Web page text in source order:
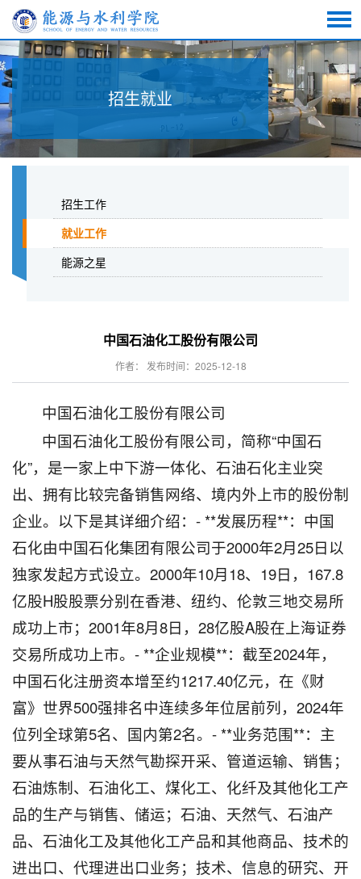
招生就业
招生工作
就业工作
能源之星
中国石油化工股份有限公司
作者： 发布时间：2025-12-18
中国石油化工股份有限公司
中国石油化工股份有限公司，简称“中国石
化”，是一家上中下游一体化、石油石化主业突
出、拥有比较完备销售网络、境内外上市的股份制
企业。以下是其详细介绍：- **发展历程**：中国
石化由中国石化集团有限公司于2000年2月25日以
独家发起方式设立。2000年10月18、19日，167.8
亿股H股股票分别在香港、纽约、伦敦三地交易所
成功上市；2001年8月8日，28亿股A股在上海证券
交易所成功上市。- **企业规模**：截至2024年，
中国石化注册资本增至约1217.40亿元，在《财
富》世界500强排名中连续多年位居前列，2024年
位列全球第5名、国内第2名。- **业务范围**：主
要从事石油与天然气勘探开采、管道运输、销售；
石油炼制、石油化工、煤化工、化纤及其他化工产
品的生产与销售、储运；石油、天然气、石油产
品、石油化工及其他化工产品和其他商品、技术的
进出口、代理进出口业务；技术、信息的研究、开